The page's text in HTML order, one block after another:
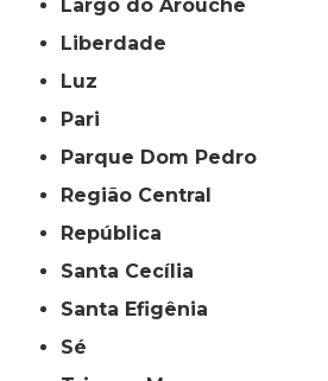
Largo do Arouche
Liberdade
Luz
Pari
Parque Dom Pedro
Região Central
República
Santa Cecília
Santa Efigênia
Sé